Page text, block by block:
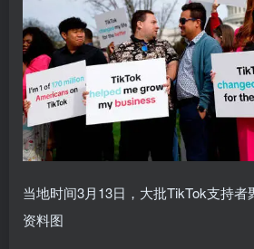
当地时间3月13日，大批TikTok支持者
资料图